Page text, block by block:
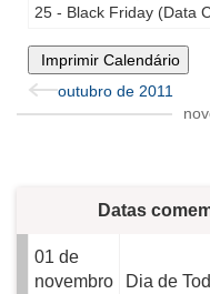
25 - Black Friday (Data
Imprimir Calendário
outubro de 2011
Datas
01 de
novembro
Dia de